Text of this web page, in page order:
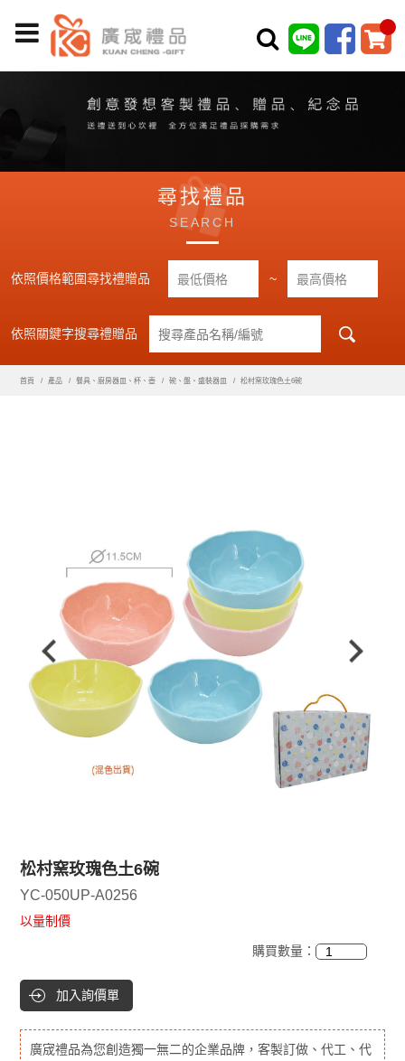
尋找禮品
SEARCH
依照價格範圍尋找禮贈品 ~
依照關鍵字搜尋禮贈品
首頁 產品 餐具、廚房器皿、杯、壺 碗、盤、盛裝器皿 松村窯玫瑰色土6碗
松村窯玫瑰色土6碗
YC-050UP-A0256
以量制價
購買數量：
加入詢價單
廣宬禮品為您創造獨一無二的企業品牌，客製訂做、代工、代